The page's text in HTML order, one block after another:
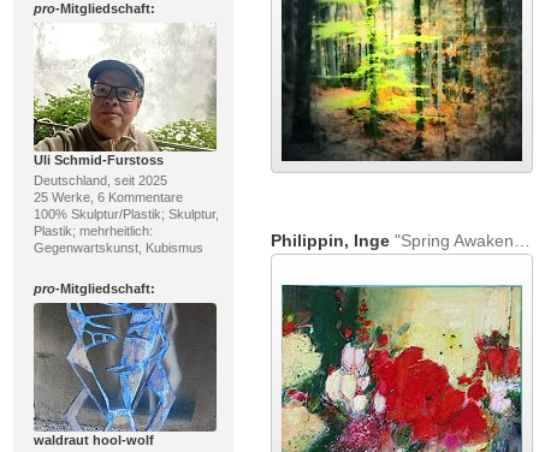
pro-Mitgliedschaft:
Uli Schmid-Furstoss
Deutschland, seit 2025
25 Werke, 6 Kommentare
100% Skulptur/Plastik; Skulptur,
Plastik; mehrheitlich:
Gegenwartskunst, Kubismus
pro-Mitgliedschaft:
waldraut hool-wolf
Philippin, Inge"Spring Awakening"